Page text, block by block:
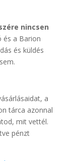
nincsen
és a Barion
és küldés
a
tárca azonnal
mit vettél.
pénzt